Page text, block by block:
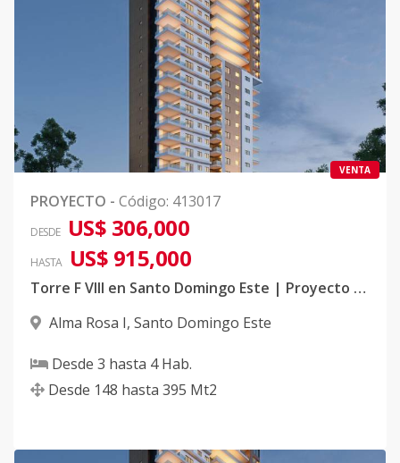
VENTA
PROYECTO - Código: 413017
DESDE US$ 306,000
HASTA US$ 915,000
Torre F VIII en Santo Domingo Este | Proyecto Residencial con Helipuerto y Penthouses de Lujo
Alma Rosa I, Santo Domingo Este
Desde 3 hasta 4Hab.
Desde 148 hasta 395 Mt2